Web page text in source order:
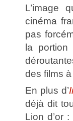
L’image
cinéma
pas
la portion
des films
En plus d’
déjà dit
Lion d’or :